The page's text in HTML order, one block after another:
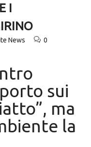
I
News 0
sui
ma
la